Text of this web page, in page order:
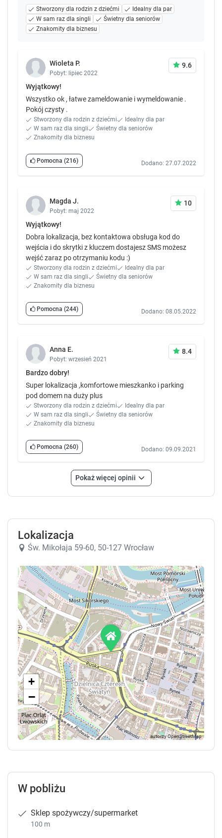
Stworzony dla rodzin z dziećmi
Idealny dla par
W sam raz dla singli
Świetny dla seniorów
Znakomity dla biznesu
Wioleta P.
Pobyt: lipiec 2022
9.6
Wyjątkowy!
Wszystko ok , łatwe zameldowanie i wymeldowanie .
Pokój czysty .
Stworzony dla rodzin z dziećmi
Idealny dla par
W sam raz dla singli
Świetny dla seniorów
Znakomity dla biznesu
Pomocna (216) Dodano: 27.07.2022
Magda J.
Pobyt: maj 2022
10
Wyjątkowy!
Dobra lokalizacja, bez kontaktowa obsługa kod do
wejścia i do skrytki z kluczem dostajesz SMS możesz
wejść zaraz po otrzymaniu kodu :)
Stworzony dla rodzin z dziećmi
Idealny dla par
W sam raz dla singli
Świetny dla seniorów
Znakomity dla biznesu
Pomocna (244) Dodano: 08.05.2022
Anna E.
Pobyt: wrzesień 2021
8.4
Bardzo dobry!
Super lokalizacja ,komfortowe mieszkanko i parking
pod domem na duży plus
Stworzony dla rodzin z dziećmi
Idealny dla par
W sam raz dla singli
Świetny dla seniorów
Znakomity dla biznesu
Pomocna (260) Dodano: 09.09.2021
Pokaż więcej opinii
Lokalizacja
Św. Mikołaja 59-60, 50-127 Wrocław
+
−
W pobliżu
Sklep spożywczy/supermarket
100 m